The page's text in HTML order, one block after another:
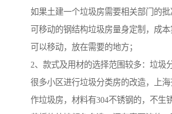
如果土建一个垃圾房需要相关部门的批
可移动的钢结构垃圾房量身定制，成
可以移动，放在需要的地方；
2、款式及用材的选择范围较多：垃圾
很多小区进行垃圾分类房的改造，上海
作垃圾房，材料有304不锈钢的，不生